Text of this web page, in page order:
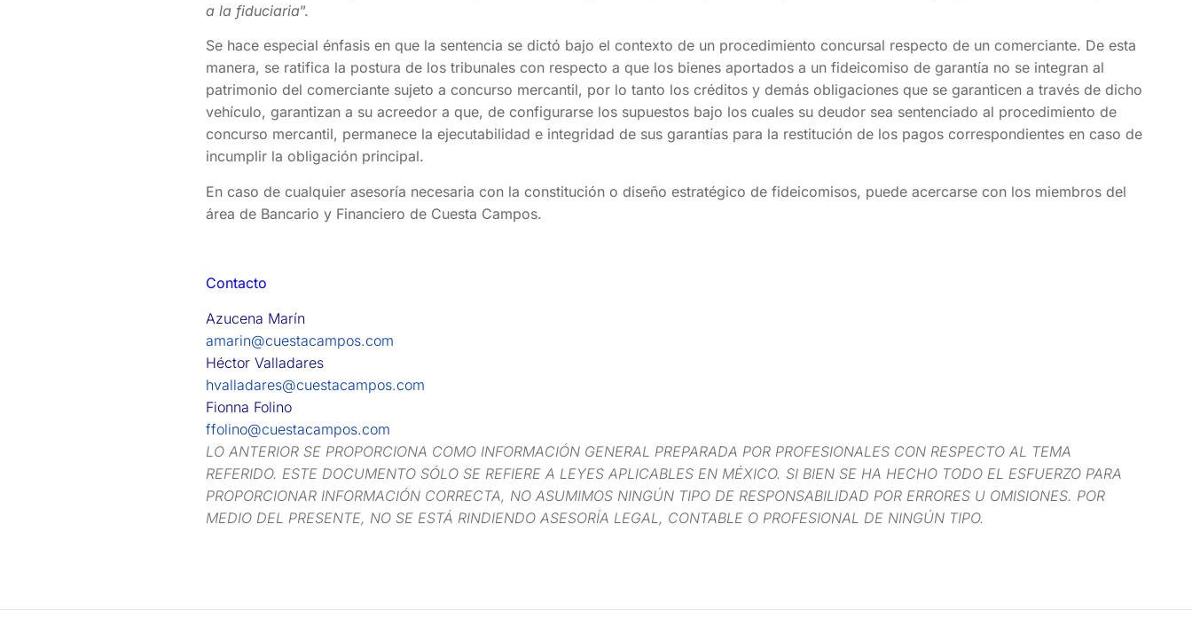
a la fiduciaria”.
Se hace especial énfasis en que la sentencia se dictó bajo el contexto de un procedimiento concursal respecto de un comerciante. De esta
manera, se ratifica la postura de los tribunales con respecto a que los bienes aportados a un fideicomiso de garantía no se integran al
patrimonio del comerciante sujeto a concurso mercantil, por lo tanto los créditos y demás obligaciones que se garanticen a través de dicho
vehículo, garantizan a su acreedor a que, de configurarse los supuestos bajo los cuales su deudor sea sentenciado al procedimiento de
concurso mercantil, permanece la ejecutabilidad e integridad de sus garantías para la restitución de los pagos correspondientes en caso de
incumplir la obligación principal.
En caso de cualquier asesoría necesaria con la constitución o diseño estratégico de fideicomisos, puede acercarse con los miembros del
área de Bancario y Financiero de Cuesta Campos.
Contacto
Azucena Marín
amarin@cuestacampos.com
Héctor Valladares
hvalladares@cuestacampos.com
Fionna Folino
ffolino@cuestacampos.com
LO ANTERIOR SE PROPORCIONA COMO INFORMACIÓN GENERAL PREPARADA POR PROFESIONALES CON RESPECTO AL TEMA
REFERIDO. ESTE DOCUMENTO SÓLO SE REFIERE A LEYES APLICABLES EN MÉXICO. SI BIEN SE HA HECHO TODO EL ESFUERZO PARA
PROPORCIONAR INFORMACIÓN CORRECTA, NO ASUMIMOS NINGÚN TIPO DE RESPONSABILIDAD POR ERRORES U OMISIONES. POR
MEDIO DEL PRESENTE, NO SE ESTÁ RINDIENDO ASESORÍA LEGAL, CONTABLE O PROFESIONAL DE NINGÚN TIPO.